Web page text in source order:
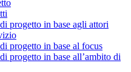
progetto in base agli attori
progetto in base al focus
progetto in base all’ambito di